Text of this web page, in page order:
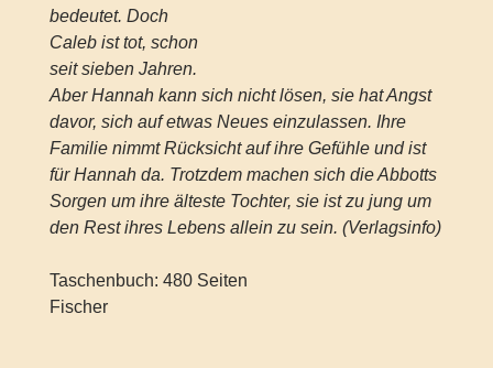
bedeutet. Doch
Caleb ist tot, schon
seit sieben Jahren.
Aber Hannah kann sich nicht lösen, sie hat Angst
davor, sich auf etwas Neues einzulassen. Ihre
Familie nimmt Rücksicht auf ihre Gefühle und ist
für Hannah da. Trotzdem machen sich die Abbotts
Sorgen um ihre älteste Tochter, sie ist zu jung um
den Rest ihres Lebens allein zu sein. (Verlagsinfo)
Taschenbuch: 480 Seiten
Fischer